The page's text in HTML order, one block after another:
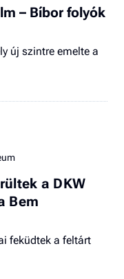
– Bíbor folyók
új szintre emelte a
a DKW
Bem
feküdtek a feltárt